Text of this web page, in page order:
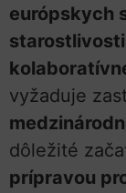
európskych
starostlivosti
vyžaduje
dôležité
prípravou